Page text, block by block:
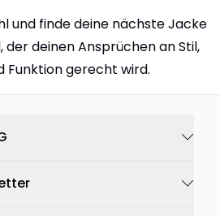
und finde deine nächste Jacke
deinen Ansprüchen an Stil,
Funktion gerecht wird.